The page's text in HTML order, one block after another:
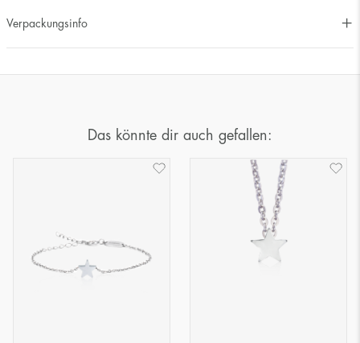
Verpackungsinfo
Das könnte dir auch gefallen: